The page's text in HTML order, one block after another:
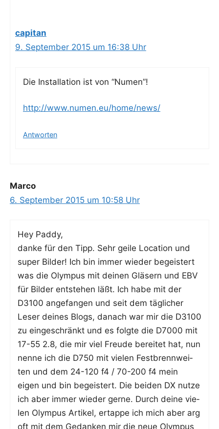
capitan
9. September 2015 um 16:38 Uhr
Die Instal­la­ti­on ist von “Numen”!
http://www.numen.eu/home/news/
Antworten
Marco
6. September 2015 um 10:58 Uhr
Hey Pad­dy,
dan­ke für den Tipp. Sehr gei­le Loca­ti­on und
super Bil­der! Ich bin immer wie­der begeis­tert
was die Olym­pus mit dei­nen Glä­sern und EBV
für Bil­der ent­ste­hen läßt. Ich habe mit der
D3100 ange­fan­gen und seit dem täg­li­cher
Leser dei­nes Blogs, danach war mir die D3100
zu ein­ge­schränkt und es folg­te die D7000 mit
17-55 2.8, die mir viel Freu­de berei­tet hat, nun
nen­ne ich die D750 mit vie­len Fest­brenn­wei­
ten und dem 24-120 f4 / 70-200 f4 mein
eigen und bin begeis­tert. Die bei­den DX nut­ze
ich aber immer wie­der ger­ne. Durch dei­ne vie­
len Olym­pus Arti­kel, ertap­pe ich mich aber arg
oft mit dem Gedan­ken mir die neue Olym­pus